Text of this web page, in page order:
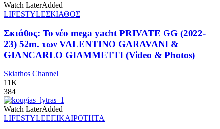
Watch LaterAdded
LIFESTYLEΣΚΙΑΘΟΣ
Σκιάθος: Το νέο mega yacht PRIVATE GG (2022-
23) 52m. των VALENTINO GARAVANI &
GIANCARLO GIAMMETTI (Video & Photos)
Skiathos Channel
11K
384
Watch LaterAdded
LIFESTYLEΕΠΙΚΑΙΡΟΤΗΤΑ